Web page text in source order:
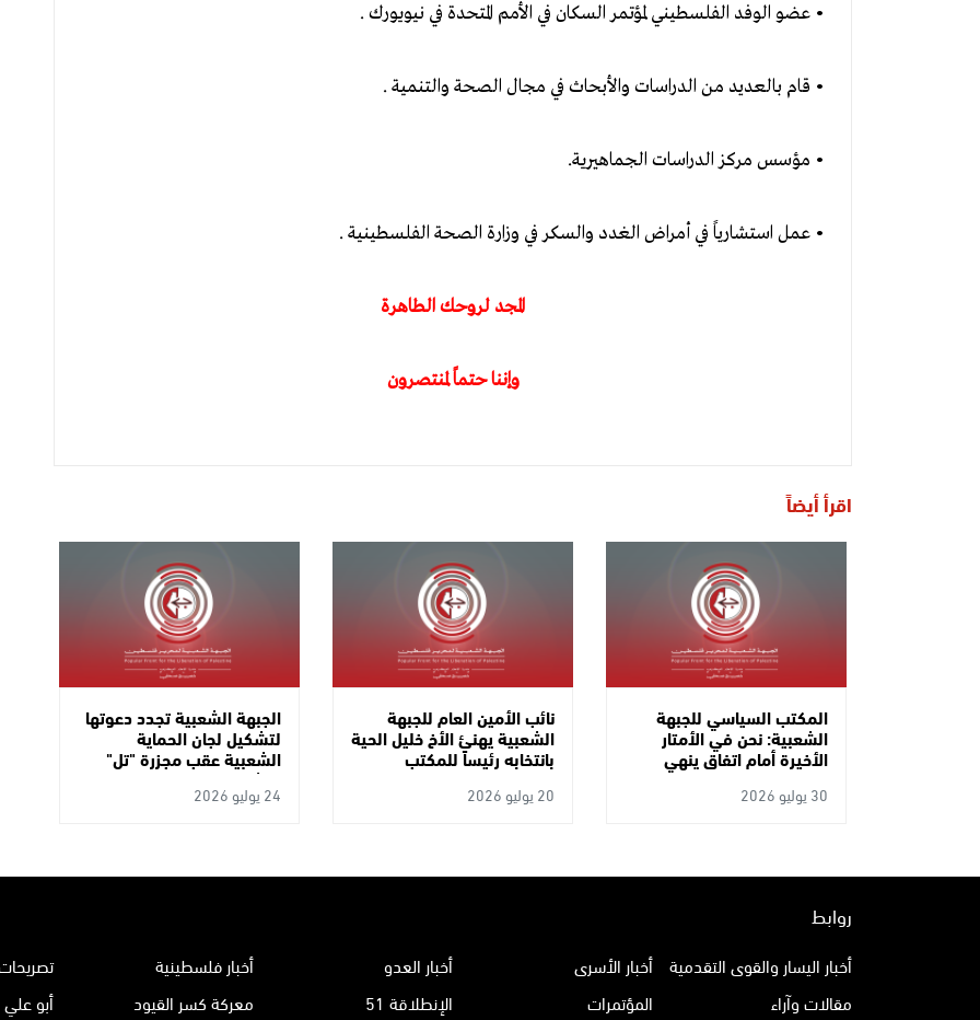
• عضو الوفد الفلسطيني لمؤتمر السكان في الأمم المتحدة في نيويورك .
• قام بالعديد من الدراسات والأبحاث في مجال الصحة والتنمية .
• مؤسس مركز الدراسات الجماهيرية.
• عمل استشارياً في أمراض الغدد والسكر في وزارة الصحة الفلسطينية .
المجد لروحك الطاهرة
وإننا حتماً لمنتصرون
اقرأ أيضاً
المكتب السياسي للجبهة
الشعبية: نحن في الأمتار
الأخيرة أمام اتفاق ينهي
الإبادة ما يتطلب تصعيد
الضغط لضمان تنفيذه
30 يوليو 2026
نائب الأمين العام للجبهة
الشعبية يهنئ الأخ خليل الحية
بانتخابه رئيساً للمكتب
السياسي لحركة حماس
20 يوليو 2026
الجبهة الشعبية تجدد دعوتها
لتشكيل لجان الحماية
الشعبية عقب مجزرة "تل"
وتشيد بعملية إطلاق النار
البطولية شمال الضفة
24 يوليو 2026
روابط
أخبار اليسار والقوى التقدمية أخبار الأسرى أخبار العدو أخبار فلسطينية
مقالات وآراء
المؤتمرات الإنطلاقة 51 معركة كسر القيود أبو